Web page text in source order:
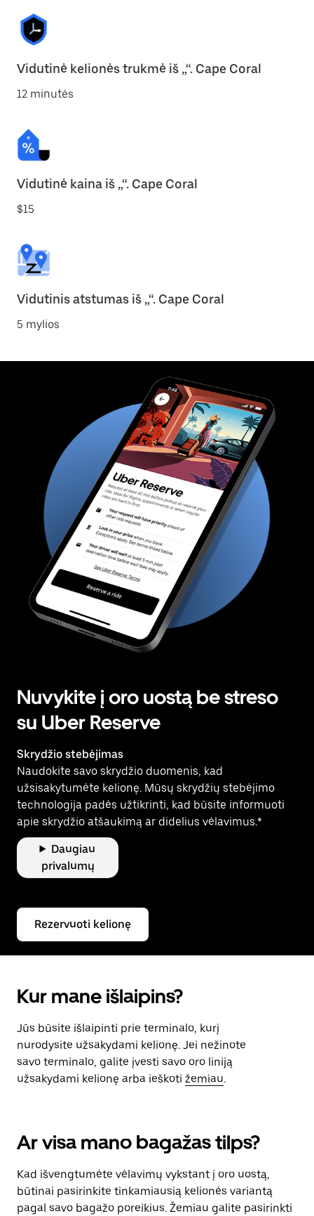
Vidutinė kelionės trukmė iš „“. Cape Coral
12 minutės
Vidutinė kaina iš „“. Cape Coral
$15
Vidutinis atstumas iš „“. Cape Coral
5 mylios
Nuvykite į oro uostą be streso
su Uber Reserve
Skrydžio stebėjimas
Naudokite savo skrydžio duomenis, kad
užsisakytumėte kelionę. Mūsų skrydžių stebėjimo
technologija padės užtikrinti, kad būsite informuoti
apie skrydžio atšaukimą ar didelius vėlavimus.*
Daugiau
privalumų
Rezervuoti kelionę
Kur mane išlaipins?
Jūs būsite išlaipinti prie terminalo, kurį
nurodysite užsakydami kelionę. Jei nežinote
savo terminalo, galite įvesti savo oro liniją
užsakydami kelionę arba ieškoti žemiau.
Ar visa mano bagažas tilps?
Kad išvengtumėte vėlavimų vykstant į oro uostą,
būtinai pasirinkite tinkamiausią kelionės variantą
pagal savo bagažo poreikius. Žemiau galite pasirinkti